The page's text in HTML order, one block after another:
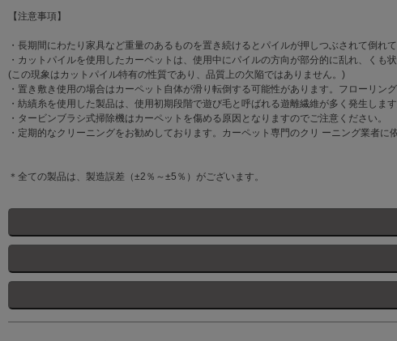
【注意事項】
・長期間にわたり家具など重量のあるものを置き続けるとパイルが押しつぶされて倒
・カットパイルを使用したカーペットは、使用中にパイルの方向が部分的に乱れ、くも
(この現象はカットパイル特有の性質であり、品質上の欠陥ではありません。)
・置き敷き使用の場合はカーペット自体が滑り転倒する可能性があります。フローリ
・紡績糸を使用した製品は、使用初期段階で遊び毛と呼ばれる遊離繊維が多く発生しま
・タービンブラシ式掃除機はカーペットを傷める原因となりますのでご注意ください。
・定期的なクリーニングをお勧めしております。カーペット専門のクリ ーニング業者に
＊全ての製品は、製造誤差（±2％～±5％）がございます。